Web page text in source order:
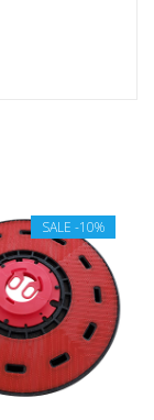
SALE -10%